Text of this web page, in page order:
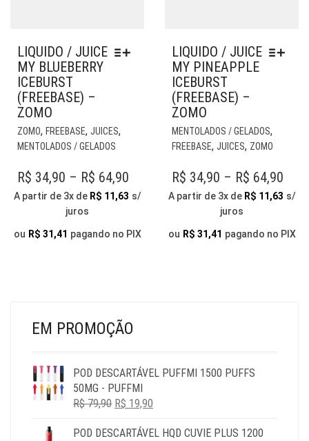
LIQUIDO / JUICE
MY BLUEBERRY
ICEBURST
(FREEBASE) –
ZOMO
ZOMO, FREEBASE, JUICES,
MENTOLADOS / GELADOS
PRODUTO
VARIANTES.
AS
PODEM
R$ 34,90 – R$ 64,90
RANGE:
THROUGH
A partir de 3x de R$ 11,63 s/
juros
ou R$ 31,41 pagando no PIX
LIQUIDO / JUICE
MY PINEAPPLE
ICEBURST
(FREEBASE) –
ZOMO
MENTOLADOS / GELADOS,
FREEBASE, JUICES, ZOMO
AS
R$ 34,90 – R$ 64,90
A partir de 3x de R$ 11,63 s/
juros
ou R$ 31,41 pagando no PIX
EM PROMOÇÃO
POD DESCARTÁVEL PUFFMI 1500 PUFFS
50MG - PUFFMI
R$79,90 O
ORIGINAL
R$ 19,90
ATUAL
POD DESCARTÁVEL HQD CUVIE PLUS 1200